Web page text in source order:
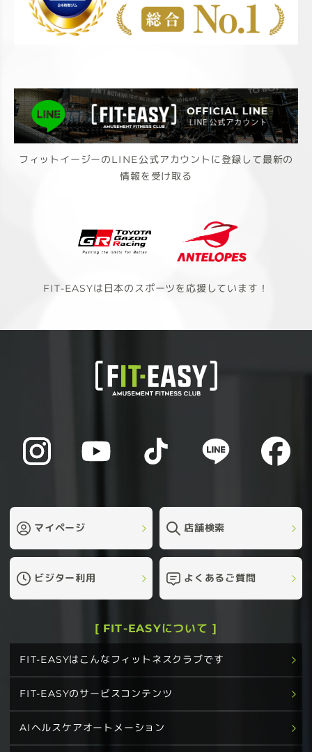
フィットイージーのLINE公式アカウントに登録して最新の
情報を受け取る
FIT-EASYは日本のスポーツを応援しています！
マイページ 店舗検索
ビジター利用 よくあるご質問
[ FIT-EASYについて ]
FIT-EASYはこんなフィットネスクラブです
FIT-EASYのサービスコンテンツ
AIヘルスケアオートメーション